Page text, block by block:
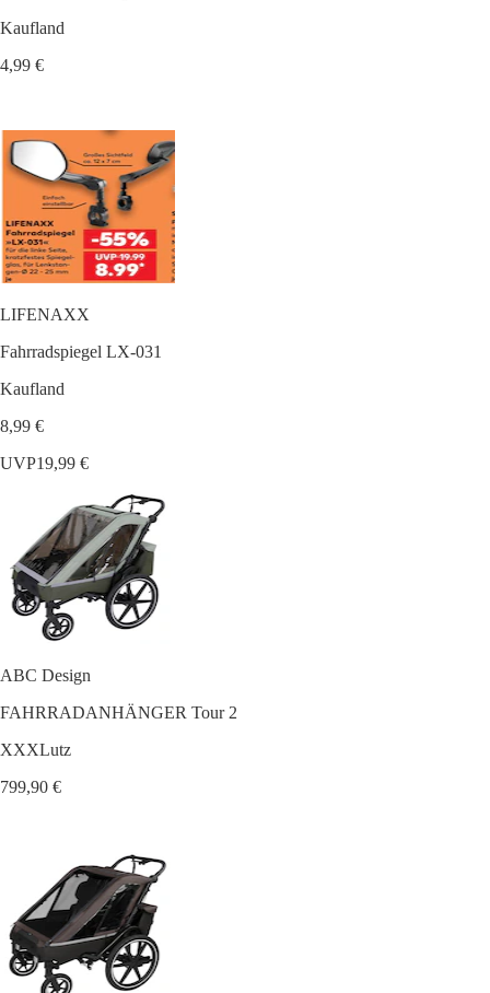
Kaufland
4,99 €
LIFENAXX
Fahrradspiegel LX-031
Kaufland
8,99 €
UVP19,99 €
ABC Design
FAHRRADANHÄNGER Tour 2
XXXLutz
799,90 €